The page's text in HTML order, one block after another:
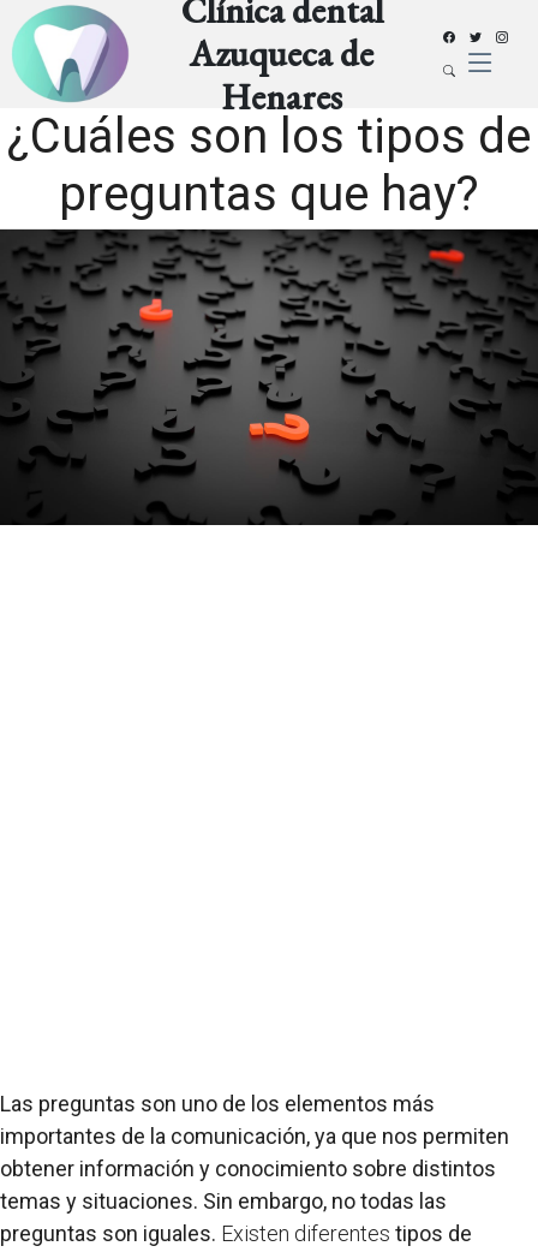
Clínica dental
Azuqueca de
Henares
¿Cuáles son los tipos de
preguntas que hay?
Las preguntas son uno de los elementos más
importantes de la comunicación, ya que nos permiten
obtener información y conocimiento sobre distintos
temas y situaciones. Sin embargo, no todas las
preguntas son iguales. Existen diferentes tipos de